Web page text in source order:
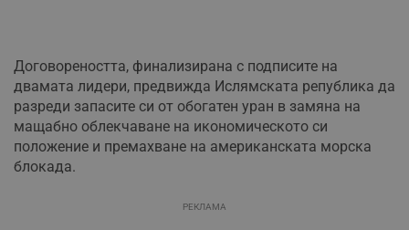
Договореността, финализирана с подписите на
двамата лидери, предвижда Ислямската република да
разреди запасите си от обогатен уран в замяна на
мащабно облекчаване на икономическото си
положение и премахване на американската морска
блокада.
РЕКЛАМА